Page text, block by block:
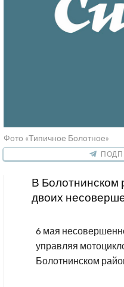
Фото «Типичное Болотное»
В Болотнинском
двоих
6 мая
управляя
Болотнинском